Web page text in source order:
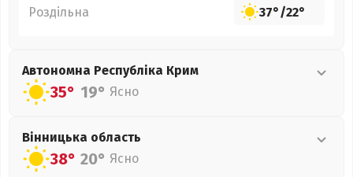
Роздільна 37°/22°
Автономна Республіка Крим
35° 19° Ясно
Вінницька область
38° 20° Ясно